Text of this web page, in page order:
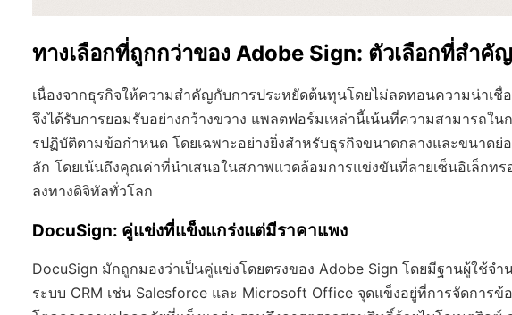
ทางเลือกที่ถูกกว่าของ Adobe Sign: ตัวเลือกที่สำคั
เนื่องจากธุรกิจให้ความสำคัญกับการประหยัดต้นทุนโดยไม่ลดทอนความน่าเชื่
จึงได้รับการยอมรับอย่างกว้างขวาง แพลตฟอร์มเหล่านี้เน้นที่ความสามารถใ
รปฏิบัติตามข้อกำหนด โดยเฉพาะอย่างยิ่งสำหรับธุรกิจขนาดกลางและขนาดย่
ลัก โดยเน้นถึงคุณค่าที่นำเสนอในสภาพแวดล้อมการแข่งขันที่ลายเซ็นอิเล็กท
ลงทางดิจิทัลทั่วโลก
DocuSign: คู่แข่งที่แข็งแกร่งแต่มีราคาแพง
DocuSign มักถูกมองว่าเป็นคู่แข่งโดยตรงของ Adobe Sign โดยมีฐานผู้ใช้จ
ระบบ CRM เช่น Salesforce และ Microsoft Office จุดแข็งอยู่ที่การจัดการข้